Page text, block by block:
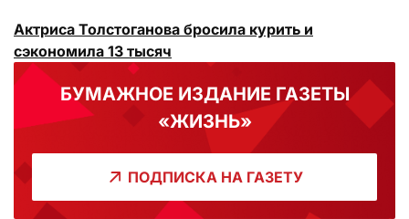
Актриса Толстоганова бросила курить и
сэкономила 13 тысяч
БУМАЖНОЕ ИЗДАНИЕ ГАЗЕТЫ
«ЖИЗНЬ»
ПОДПИСКА НА ГАЗЕТУ